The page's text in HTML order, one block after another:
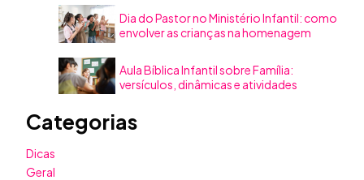
Dia do Pastor no Ministério Infantil: como
envolver as crianças na homenagem
Aula Bíblica Infantil sobre Família:
versículos, dinâmicas e atividades
Categorias
Dicas
Geral